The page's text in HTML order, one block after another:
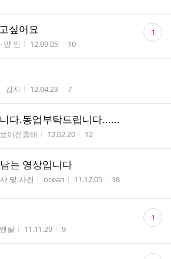
싶어요
양 인 작성시간
12.09.05 조회수
10
댓
글 1
작성자
김치 작성시간
12.04.23 조회수
7
다.동업부탁드립니다......
이전종태 작성시간
12.02.20 조회수
12
는 영상입니다
및 사진 작성자
ocean 작성시간
11.12.05 조회수
18
탈 작성시간
11.11.29 조회수
9
댓
글 1
댓